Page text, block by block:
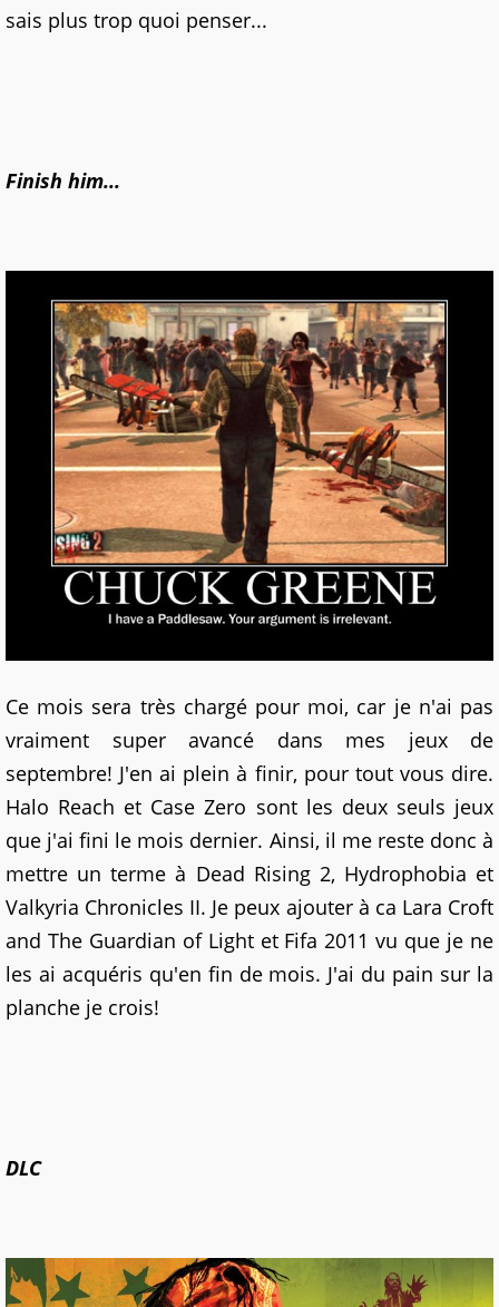
sais plus trop quoi penser...
Finish him...
Ce mois sera très chargé pour moi, car je n'ai pas
vraiment super avancé dans mes jeux de
septembre! J'en ai plein à finir, pour tout vous dire.
Halo Reach et Case Zero sont les deux seuls jeux
que j'ai fini le mois dernier. Ainsi, il me reste donc à
mettre un terme à Dead Rising 2, Hydrophobia et
Valkyria Chronicles II. Je peux ajouter à ca Lara Croft
and The Guardian of Light et Fifa 2011 vu que je ne
les ai acquéris qu'en fin de mois. J'ai du pain sur la
planche je crois!
DLC